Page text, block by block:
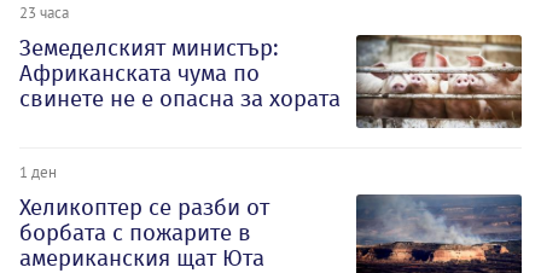
23 часа
Земеделският министър:
Африканската чума по
свинете не е опасна за хората
1 ден
Хеликоптер се разби от
борбата с пожарите в
американския щат Юта